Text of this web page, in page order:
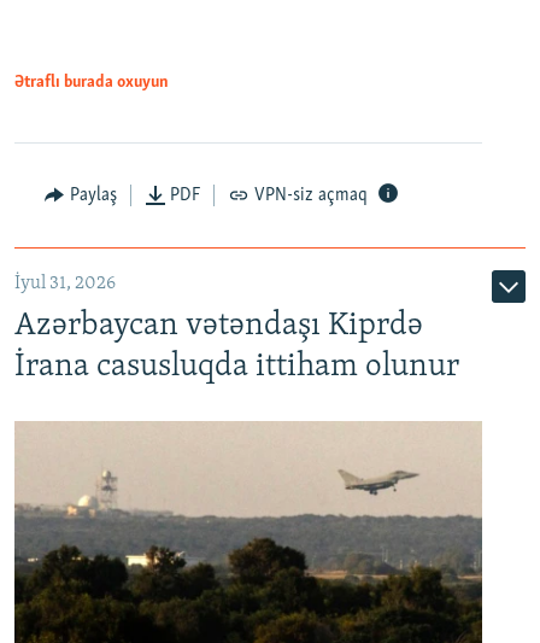
Ətraflı burada oxuyun
Paylaş PDF VPN-siz açmaq
İyul 31, 2026
Azərbaycan vətəndaşı Kiprdə
İrana casusluqda ittiham olunur